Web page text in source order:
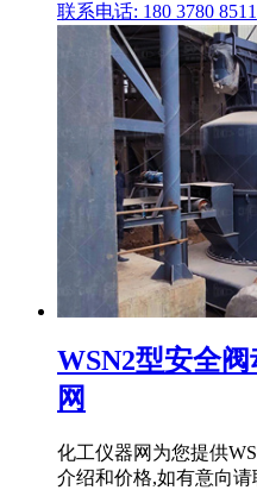
联系电话: 180 3780 8511
WSN2型安全
网
化工仪器网为您提供
介绍和价格,如有意向